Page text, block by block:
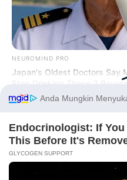
PRIVACY POLICY
NEUROMIND PRO
Japan's Oldest Doctors Say
Stop Drinking These 3
BUZZDAY
Before You Go